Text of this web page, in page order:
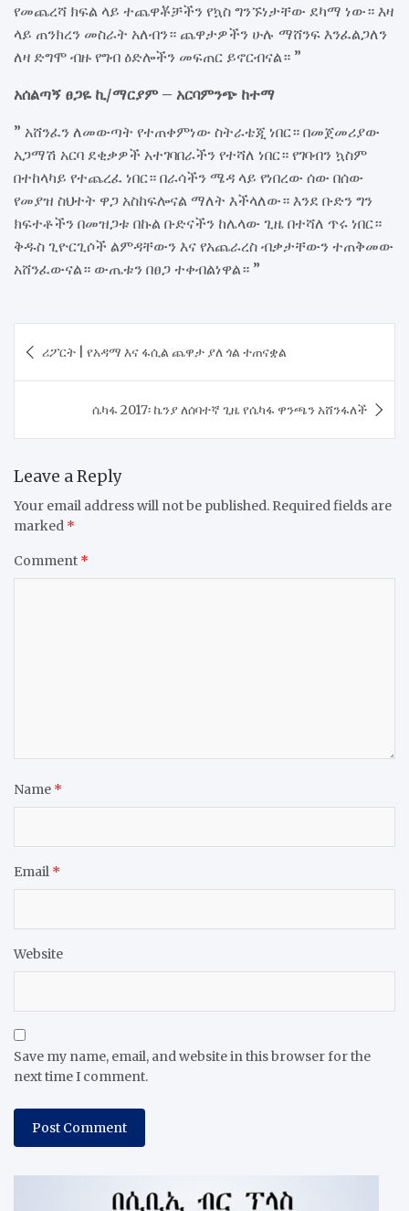
የመጨረሻ ክፍል ላይ ተጨዋቾቻችን የኳስ ግንኙነታቸው ደካማ ነው። እዛ
ላይ ጠንክረን መስራት አለብን። ጨዋታዎችን ሁሉ ማሸንፍ እንፈልጋለን
ለዛ ድግሞ ብዙ የግብ ዕድሎችን መፍጠር ይኖርብናል። ”
አሰልጣኝ ፀጋዬ ኪ/ማርያም – አርባምንጭ ከተማ
” አሸንፈን ለመውጣት የተጠቀምነው ስትራቴጂ ነበር። በመጀመሪያው
አጋማሽ አርባ ደቂቃዎች አተገባበራችን የተሻለ ነበር። የገባብን ኳስም
በተከላካይ የተጨረፈ ነበር። በራሳችን ሜዳ ላይ የነበረው ሰው በሰው
የመያዝ ስህተት ዋጋ አስከፍሎናል ማለት እችላለው። እንደ ቡድን ግን
ክፍተቶችን በመዝጋቱ በኩል ቡድናችን ከሌላው ጊዜ በተሻለ ጥሩ ነበር።
ቅዱስ ጊዮርጊሶች ልምዳቸውን እና የአጨራረስ ብቃታቸውን ተጠቅመው
አሸንፈውናል። ውጤቱን በፀጋ ተቀብልነዋል። ”
navigation
​ሪፖርት | የአዳማ እና ፋሲል ጨዋታ ያለ ጎል ተጠናቋል
​ሴካፋ 2017፡ ኬንያ ለሰባተኛ ጊዜ የሴካፋ ዋንጫን አሸንፋለች
Leave a Reply
Your email address will not be published. Required fields are
marked *
Comment *
Name *
Email *
Website
Save my name, email, and website in this browser for the
next time I comment.